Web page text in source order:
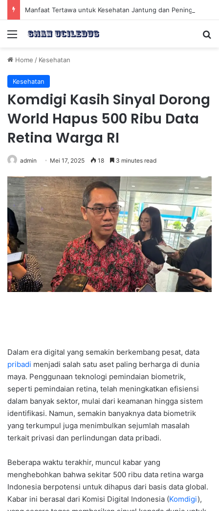
Menu
Home / Kesehatan
Kesehatan
Komdigi Kasih Sinyal Dorong
World Hapus 500 Ribu Data
Retina Warga RI
admin Mei 17, 2025 18 3 minutes read
Dalam era digital yang semakin berkembang pesat, data
pribadi menjadi salah satu aset paling berharga di dunia
maya. Penggunaan teknologi pemindaian biometrik,
seperti pemindaian retina, telah meningkatkan efisiensi
dalam banyak sektor, mulai dari keamanan hingga sistem
identifikasi. Namun, semakin banyaknya data biometrik
yang terkumpul juga menimbulkan sejumlah masalah
terkait privasi dan perlindungan data pribadi.
Beberapa waktu terakhir, muncul kabar yang
menghebohkan bahwa sekitar 500 ribu data retina warga
Indonesia berpotensi untuk dihapus dari basis data global.
Kabar ini berasal dari Komisi Digital Indonesia (Komdigi),